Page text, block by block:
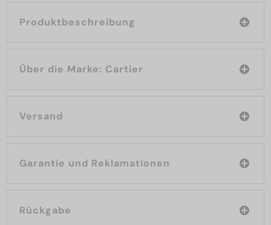
Produktbeschreibung
Über die Marke: Cartier
Versand
Garantie und Reklamationen
Rückgabe